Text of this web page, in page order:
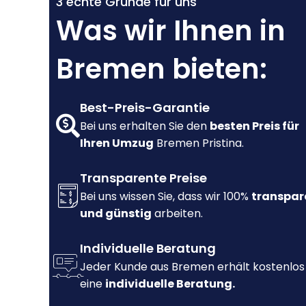
Was wir Ihnen in
Bremen bieten:
Best-Preis-Garantie
Bei uns erhalten Sie den besten Preis für
Ihren Umzug Bremen Pristina.
Transparente Preise
Bei uns wissen Sie, dass wir 100%
und günstig arbeiten.
Individuelle Beratung
Jeder Kunde aus Bremen erhält kostenlos
eine individuelle Beratung.